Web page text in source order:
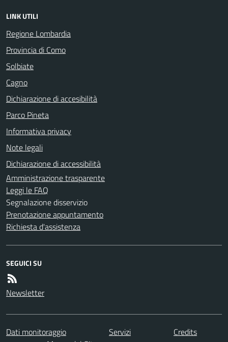
LINK UTILI
Regione Lombardia
Provincia di Como
Solbiate
Cagno
Dichiarazione di accesibilità
Parco Pineta
Informativa privacy
Note legali
Dichiarazione di accessibilità
Amministrazione trasparente
Leggi le FAQ
Segnalazione disservizio
Prenotazione appuntamento
Richiesta d'assistenza
SEGUICI SU
Newsletter
Dati monitoraggio Servizi
Credits